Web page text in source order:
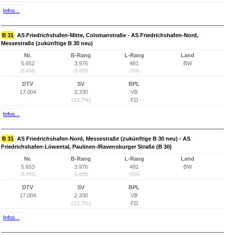
Infos...
B 31 AS Friedrichshafen-Mitte, Colsmanstraße - AS Friedrichshafen-Nord,
Messestraße (zukünftige B 30 neu)
Nr.
5.652
(5.654)
B-Rang
3.976
(1.656)
L-Rang
481
(334)
Land
BW
DTV
17.004
SV
2.330
(13,7%)
BPL
VB
FD
Infos...
B 31 AS Friedrichshafen-Nord, Messestraße (zukünftige B 30 neu) - AS
Friedrichshafen-Löwental, Paulinen-/Ravensburger Straße (B 30)
Nr.
5.653
(5.655)
B-Rang
3.976
(1.656)
L-Rang
481
(334)
Land
BW
DTV
17.004
SV
2.330
(13,7%)
BPL
VB
FD
Infos...